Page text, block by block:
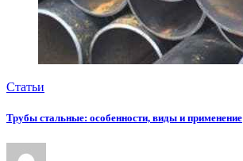
Статьи
Трубы стальные: особенности, виды и применение